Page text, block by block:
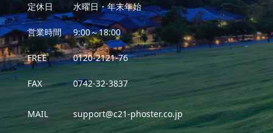
定休日 水曜日・年末年始
営業時間 9:00～18:00
FREE 0120-2121-76
FAX 0742-32-3837
MAIL support@c21-phoster.co.jp